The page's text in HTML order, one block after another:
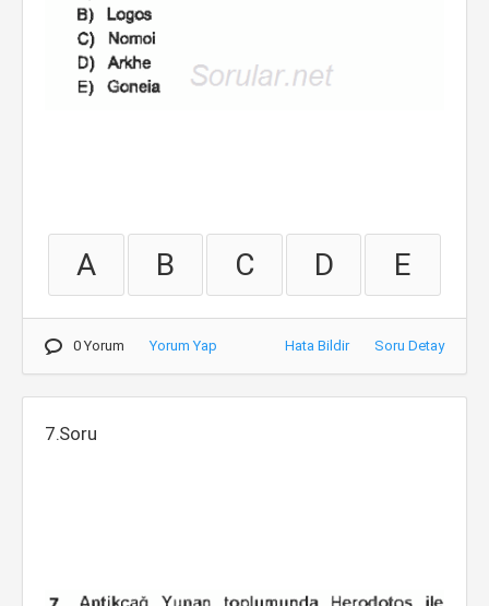
A B C D E
0 Yorum Yorum Yap Hata Bildir Soru Detay
7.Soru